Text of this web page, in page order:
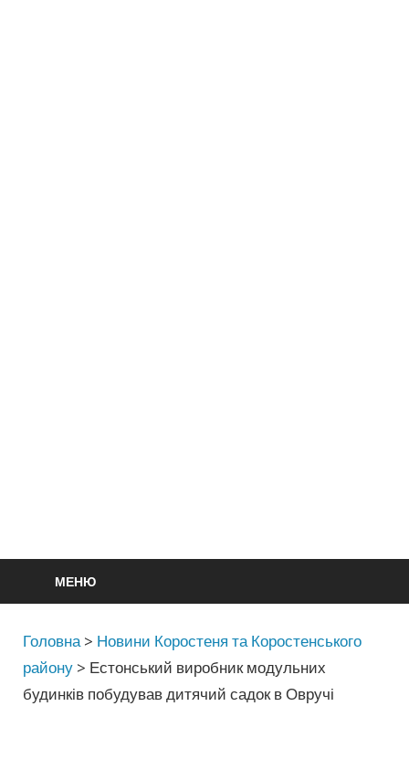
МЕНЮ
Головна > Новини Коростеня та Коростенського
району > Естонський виробник модульних
будинків побудував дитячий садок в Овручі